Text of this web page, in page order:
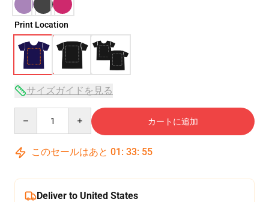
Print Location
サイズガイドを見る
カートに追加
このセールはあと 01 : 33: 54
Deliver to United States